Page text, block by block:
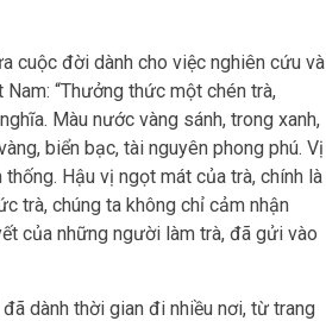
cuộc đời dành cho việc nghiên cứu và
“Thưởng thức một chén trà,
Màu nước vàng sánh, trong xanh,
biển bạc, tài nguyên phong phú. Vị
Hậu vị ngọt mát của trà, chính là
trà, chúng ta không chỉ cảm nhận
của những người làm trà, đã gửi vào
dành thời gian đi nhiều nơi, từ trang